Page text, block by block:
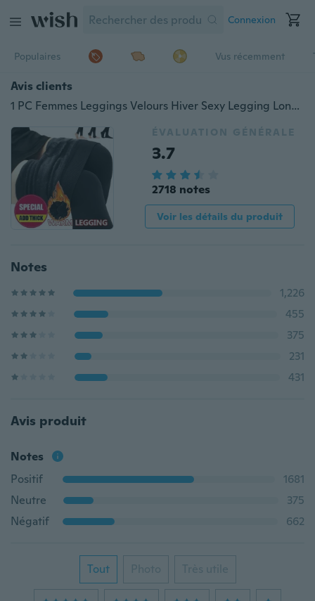
Connexion
Populaires Vus récemment
Avis clients
1 PC Femmes Leggings Velours Hiver Sexy Legging Longueur Cheville Chaud Leggings Femmes Fitness Legging
ÉVALUATION GÉNÉRALE
3.7
2718 notes
Voir les détails du produit
Notes
1,226
455
375
231
431
Avis produit
Notes
Positif
1681
Neutre
375
Négatif
662
Tout Photo Très utile